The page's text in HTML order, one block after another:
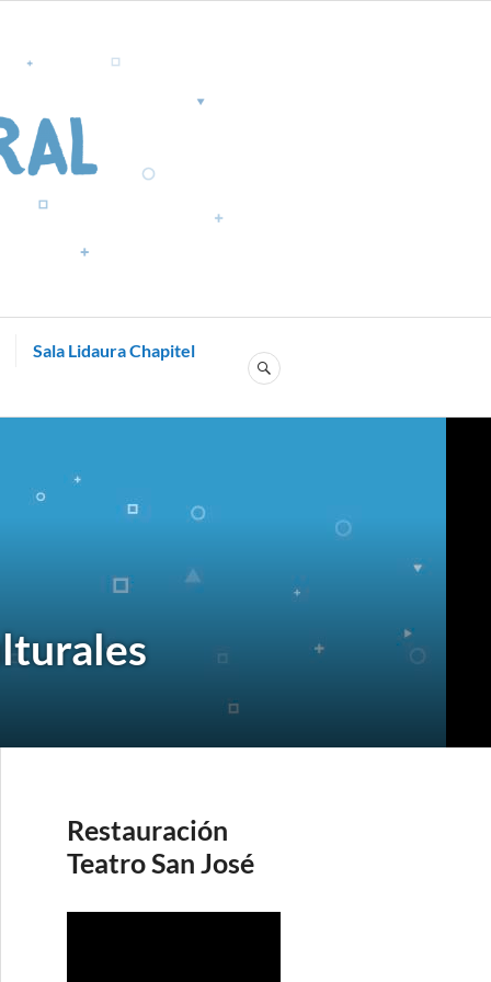
Sala Lidaura Chapitel
SEARCH
Restauración
Teatro San José